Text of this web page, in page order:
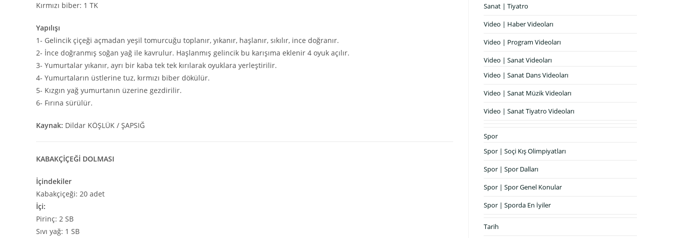
Kırmızı biber: 1 TK
Yapılışı
1- Gelincik çiçeği açmadan yeşil tomurcuğu toplanır, yıkanır, haşlanır, sıkılır, ince doğranır.
2- İnce doğranmış soğan yağ ile kavrulur. Haşlanmış gelincik bu karışıma eklenir 4 oyuk açılır.
3- Yumurtalar yıkanır, ayrı bir kaba tek tek kırılarak oyuklara yerleştirilir.
4- Yumurtaların üstlerine tuz, kırmızı biber dökülür.
5- Kızgın yağ yumurtanın üzerine gezdirilir.
6- Fırına sürülür.
Kaynak: Dildar KÖŞLÜK / ŞAPSIĞ
KABAKÇİÇEĞİ DOLMASI
İçindekiler
Kabakçiçeği: 20 adet
İçi:
Pirinç: 2 SB
Sıvı yağ: 1 SB
Sanat | Tiyatro
Video | Haber Videoları
Video | Program Videoları
Video | Sanat Videoları
Video | Sanat Dans Videoları
Video | Sanat Müzik Videoları
Video | Sanat Tiyatro Videoları
Spor
Spor | Soçi Kış Olimpiyatları
Spor | Spor Dalları
Spor | Spor Genel Konular
Spor | Sporda En İyiler
Tarih